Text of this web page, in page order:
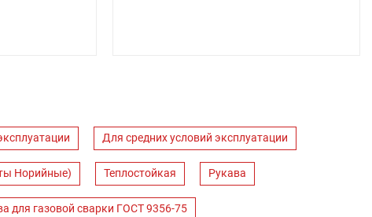
Для средних условий эксплуатации
Норийные) Теплостойкая Рукава
для газовой сварки ГОСТ 9356-75